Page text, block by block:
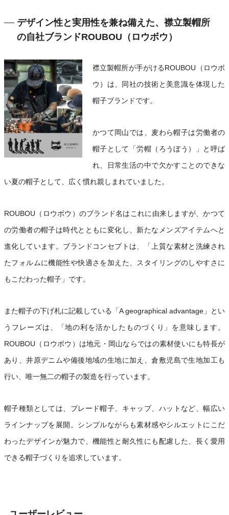
デザイン性と実用性を兼ね備えた、襟立製帽所
の自社ブランドROUBOU（ロウボウ）
襟立製帽所が手がけるROUBOU（ロウボ
ウ）は、同社の技術と美意識を体現した
帽子ブランドです。
かつて岡山では、麦わら帽子は労働者の
帽子として「労帽（ろうぼう）」と呼ば
れ、日常生活の中で欠かすことのできな
い夏の帽子として、広く慣れ親しまれていました。
ROUBOU（ロウボウ）のブランド名はこれに由来しますが、かつて
の労働者の帽子は時代とともに変化し、新たなメンズアイテムへと
進化しています。ブランドコンセプトは、「上質な素材と洗練され
たフォルムに機能性や快適さを加えた、スタイリングのしやすさに
もこだわった帽子」です。
また帽子の下げ札に記載している「A geographical advantage」とい
うフレーズは、「地の利を活かしたものづくり」を意味します。
ROUBOU（ロウボウ）は地元・岡山ならではの素材使いにも特長が
あり、井原デニムや備後地域の生地に加え、倉敷児島で生地加工も
行い、唯一無二の帽子の製造を行っています。
帽子種類としては、ブレード帽子、キャップ、ハットなど、幅広い
ラインナップを展開。シンプルながらも素材感やシルエットにこだ
わったデザインが魅力で、機能性と耐久性にも配慮した、長く愛用
できる帽子づくりを追求しています。